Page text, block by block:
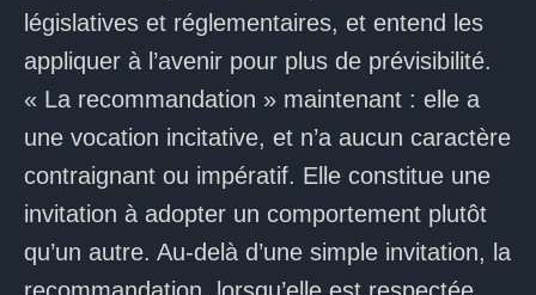
législatives et réglementaires, et entend les
appliquer à l’avenir pour plus de prévisibilité.
« La recommandation » maintenant : elle a
une vocation incitative, et n’a aucun caractère
contraignant ou impératif. Elle constitue une
invitation à adopter un comportement plutôt
qu’un autre. Au-delà d’une simple invitation, la